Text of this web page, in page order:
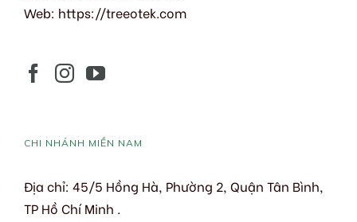
Web: https://treeotek.com
CHI NHÁNH MIỀN NAM
Địa chỉ: 45/5 Hồng Hà, Phường 2, Quận Tân Bình,
TP Hồ Chí Minh .